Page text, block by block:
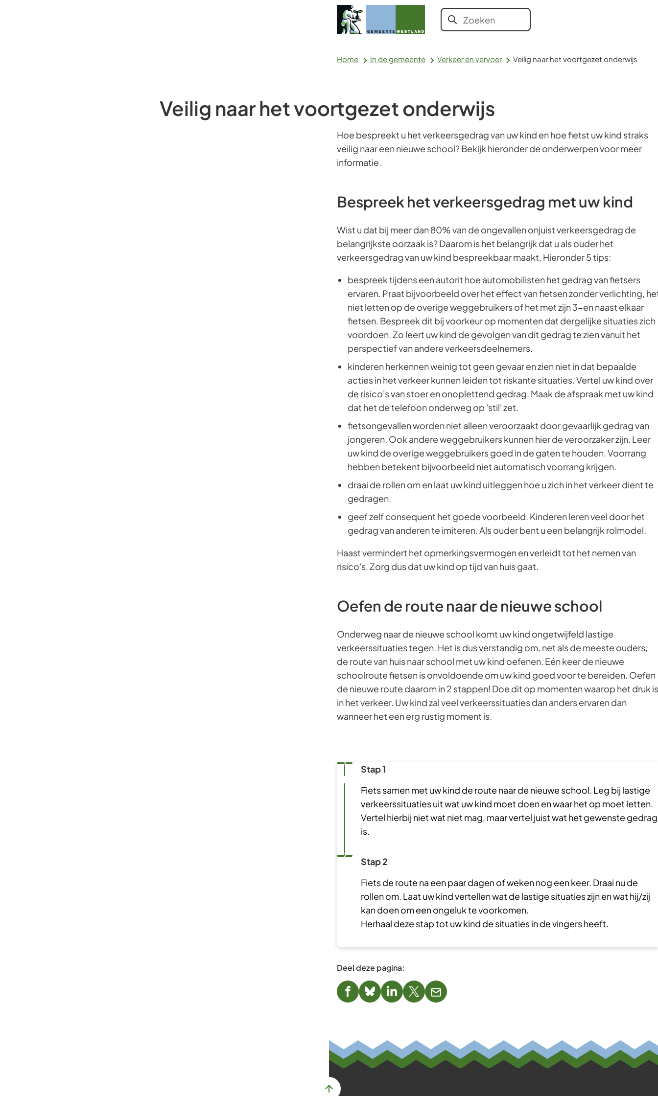
Aanvragen
en regelen
Bestuur en
Zoeken
Wanneer
zijn
hierdoor
navigeren
door
pijl
te
Gebruik
de
enter-
om
een
waarde
te
selecteren.
Home In de gemeente Verkeer en vervoer Veilig naar het voortgezet onderwijs
Veilig naar het voortgezet onderwijs
Hoe bespreekt u het verkeersgedrag van uw kind en hoe fietst uw kind straks
veilig naar een nieuwe school? Bekijk hieronder de onderwerpen voor meer
informatie.
Bespreek het verkeersgedrag met uw kind
Wist u dat bij meer dan 80% van de ongevallen onjuist verkeersgedrag de
belangrijkste oorzaak is? Daarom is het belangrijk dat u als ouder het
verkeersgedrag van uw kind bespreekbaar maakt. Hieronder 5 tips:
bespreek tijdens een autorit hoe automobilisten het gedrag van fietsers
ervaren. Praat bijvoorbeeld over het effect van fietsen zonder verlichting,
niet letten op de overige weggebruikers of het met zijn 3-en naast elkaar
fietsen. Bespreek dit bij voorkeur op momenten dat dergelijke situaties zich
voordoen. Zo leert uw kind de gevolgen van dit gedrag te zien vanuit het
perspectief van andere verkeersdeelnemers.
kinderen herkennen weinig tot geen gevaar en zien niet in dat bepaalde
acties in het verkeer kunnen leiden tot riskante situaties. Vertel uw kind over
de risico's van stoer en onoplettend gedrag. Maak de afspraak met uw kind
dat het de telefoon onderweg op 'stil' zet.
fietsongevallen worden niet alleen veroorzaakt door gevaarlijk gedrag van
jongeren. Ook andere weggebruikers kunnen hier de veroorzaker zijn. Leer
uw kind de overige weggebruikers goed in de gaten te houden. Voorrang
hebben betekent bijvoorbeeld niet automatisch voorrang krijgen.
draai de rollen om en laat uw kind uitleggen hoe u zich in het verkeer dient te
gedragen.
geef zelf consequent het goede voorbeeld. Kinderen leren veel door het
gedrag van anderen te imiteren. Als ouder bent u een belangrijk rolmodel.
Haast vermindert het opmerkingsvermogen en verleidt tot het nemen van
risico's. Zorg dus dat uw kind op tijd van huis gaat.
Oefen de route naar de nieuwe school
Onderweg naar de nieuwe school komt uw kind ongetwijfeld lastige
verkeerssituaties tegen. Het is dus verstandig om, net als de meeste ouders,
de route van huis naar school met uw kind oefenen. Eén keer de nieuwe
schoolroute fietsen is onvoldoende om uw kind goed voor te bereiden. Oefen
de nieuwe route daarom in 2 stappen! Doe dit op momenten waarop het druk is
in het verkeer. Uw kind zal veel verkeerssituaties dan anders ervaren dan
wanneer het een erg rustig moment is.
Stap 1
Status: Actief
Opvolgingsnummer:
1
Fiets samen met uw kind de route naar de nieuwe school. Leg bij lastige
verkeerssituaties uit wat uw kind moet doen en waar het op moet letten.
Vertel hierbij niet wat niet mag, maar vertel juist wat het gewenste gedrag
is.
Stap 2
Status: Actief
Opvolgingsnummer:
2
Fiets de route na een paar dagen of weken nog een keer. Draai nu de
rollen om. Laat uw kind vertellen wat de lastige situaties zijn en wat hij/zij
kan doen om een ongeluk te voorkomen.
Herhaal deze stap tot uw kind de situaties in de vingers heeft.
Deel deze pagina:
(Verwijst
externe
website)
(Verwijst
externe
website)
(Verwijst
externe
website)
(Verwijst
externe
website)
(Verwijst
e-
mailadres)